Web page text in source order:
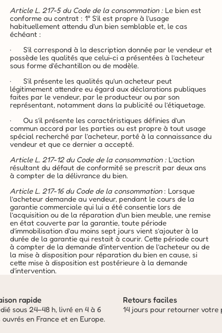
Article L. 217-5 du Code de la consommation : Le bien est
conforme au contrat : 1° S’il est propre à l’usage
habituellement attendu d’un bien semblable et, le cas
échéant :
·      S’il correspond à la description donnée par le vendeur et
possède les qualités que celui-ci a présentées à l’acheteur
sous forme d’échantillon ou de modèle.
·      S’il présente les qualités qu’un acheteur peut
légitimement attendre eu égard aux déclarations publiques
faites par le vendeur, par le producteur ou par son
représentant, notamment dans la publicité ou l’étiquetage.
·      Ou s’il présente les caractéristiques définies d’un
commun accord par les parties ou est propre à tout usage
spécial recherché par l’acheteur, porté à la connaissance du
vendeur et que ce dernier a accepté.
Article L. 217-12 du Code de la consommation : L’action
résultant du défaut de conformité se prescrit par deux ans
à compter de la délivrance du bien.
Article L. 217-16 du Code de la consommation : Lorsque
l’acheteur demande au vendeur, pendant le cours de la
garantie commerciale qui lui a été consentie lors de
l’acquisition ou de la réparation d’un bien meuble, une remise
en état couverte par la garantie, toute période
d’immobilisation d’au moins sept jours vient s’ajouter à la
durée de la garantie qui restait à courir. Cette période court
à compter de la demande d’intervention de l’acheteur ou de
la mise à disposition pour réparation du bien en cause, si
cette mise à disposition est postérieure à la demande
d’intervention.
rapide
sous 24–48 h, livré en 4 à 6
ouvrés en France et en Europe.
Retours faciles
14 jours pour retourner votre